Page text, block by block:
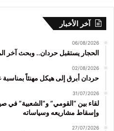
آخر الأخبار
06/08/2026
الحجار يستقبل حردان.. وبحث آخر
02/08/2026
حردان أبرق إلى هيكل مهنئاً
31/07/2026
لقاء بين “القومي” و”الشعبية” في
وإسقاط مشاريعه وسياساته
27/07/2026